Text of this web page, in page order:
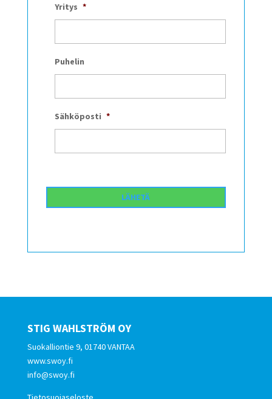
Yritys *
Puhelin
Sähköposti *
STIG WAHLSTRÖM OY
Suokalliontie 9, 01740 VANTAA
www.swoy.fi
info@swoy.fi